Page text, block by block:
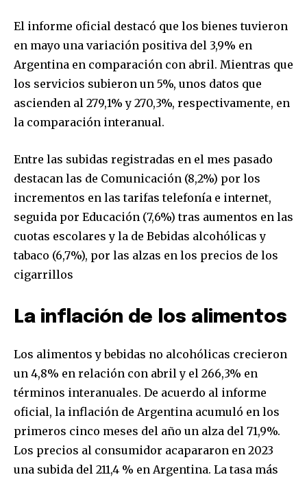
or click the subscribe button below. Don't worry, we respect
your privacy and won't spam your inbox. Your information is
safe with us.
I've read and accept thePrivacy Policy .
El informe oficial destacó que los bienes tuvieron
en mayo una variación positiva del 3,9% en
Argentina en comparación con abril. Mientras que
los servicios subieron un 5%, unos datos que
ascienden al 279,1% y 270,3%, respectivamente, en
la comparación interanual.
Entre las subidas registradas en el mes pasado
destacan las de Comunicación (8,2%) por los
incrementos en las tarifas telefonía e internet,
seguida por Educación (7,6%) tras aumentos en las
cuotas escolares y la de Bebidas alcohólicas y
tabaco (6,7%), por las alzas en los precios de los
cigarrillos
La inflación de los alimentos
Los alimentos y bebidas no alcohólicas crecieron
un 4,8% en relación con abril y el 266,3% en
términos interanuales. De acuerdo al informe
oficial, la inflación de Argentina acumuló en los
primeros cinco meses del año un alza del 71,9%.
Los precios al consumidor acapararon en 2023
una subida del 211,4 % en Argentina. La tasa más